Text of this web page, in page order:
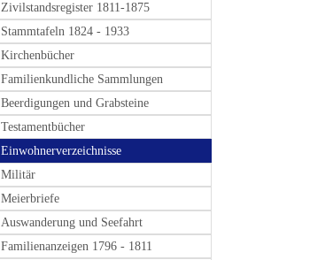
Zivilstandsregister 1811-1875
Stammtafeln 1824 - 1933
Kirchenbücher
Familienkundliche Sammlungen
Beerdigungen und Grabsteine
Testamentbücher
Einwohnerverzeichnisse
Militär
Meierbriefe
Auswanderung und Seefahrt
Familienanzeigen 1796 - 1811